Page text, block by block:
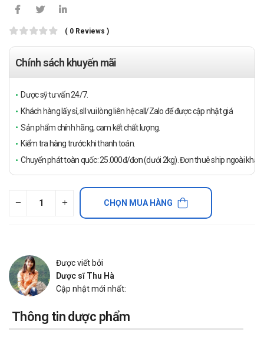
( 0 Reviews )
Chính sách khuyến mãi
Dược sỹ tư vấn 24/7.
Khách hàng lấy sỉ, sll vui lòng liên hệ call/Zalo để được cập nhật giá
Sản phẩm chính hãng, cam kết chất lượng.
Kiểm tra hàng trước khi thanh toán.
Chuyển phát toàn quốc: 25.000đ/đơn (dưới 2kg). Đơn thuê ship ngoài
CHỌN MUA HÀNG
Được viết bởi
Dược sĩ Thu Hà
Cập nhật mới nhất:
Thông tin dược phẩm